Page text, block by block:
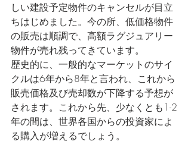
しい建設予定物件のキャンセルが目立
ちはじめました。今の所、低価格物件
の販売は順調で、高額ラグジュアリー
物件が売れ残ってきています。
歴史的に、一般的なマーケットのサイ
クルは6年から8年と言われ、これから
販売価格及び売却数が下降する予想が
されます。これから先、少なくとも1-2
年の間は、世界各国からの投資家によ
る購入が増えるでしょう。